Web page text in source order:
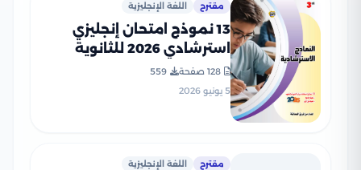
مقترح اللغة الإنجليزية
13 نموذج امتحان إنجليزي
استرشادي 2026 للثانوية
العامة والأزهرية من سلسلة
العمالقة بالإجابات
128 صفحة
559
5 يونيو 2026
مقترح اللغة الإنجليزية